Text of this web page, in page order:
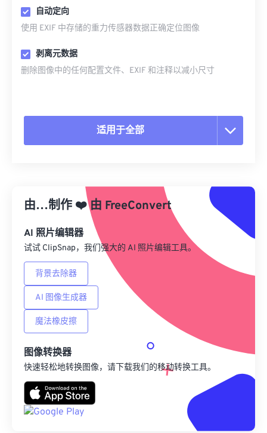
自动定向
使用 EXIF 中存储的重力传感器数据正确定位图像
剥离元数据
删除图像中的任何配置文件、EXIF 和注释以减小尺寸
适用于全部
从预设应用
另存为预设
由…制作 ❤️由 FreeConvert
AI 照片编辑器
试试 ClipSnap，我们强大的 AI 照片编辑工具。
背景去除器
AI 图像生成器
魔法橡皮擦
图像转换器
快速轻松地转换图像，请下载我们的移动转换工具。